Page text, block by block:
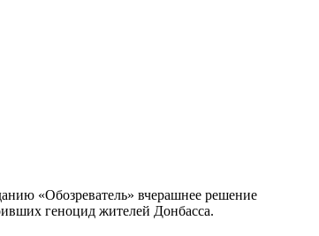
«Обозреватель» вчерашнее решение
геноцид жителей Донбасса.